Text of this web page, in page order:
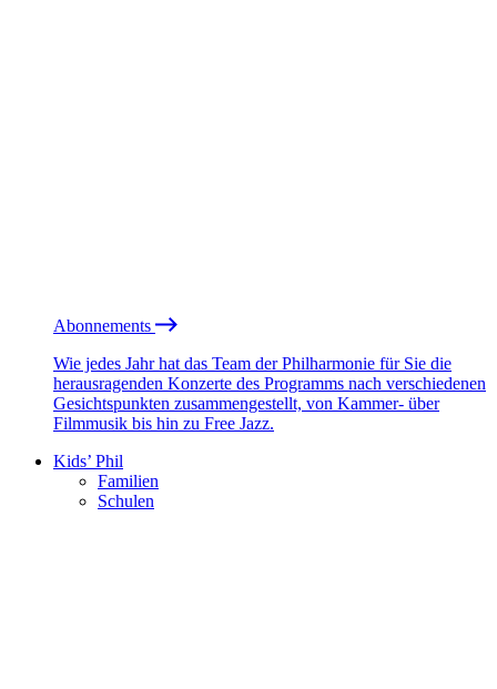
Abonnements
Wie jedes Jahr hat das Team der Philharmonie für Sie die
herausragenden Konzerte des Programms nach verschiedenen
Gesichtspunkten zusammengestellt, von Kammer- über
Filmmusik bis hin zu Free Jazz.
Kids’ Phil
Familien
Schulen